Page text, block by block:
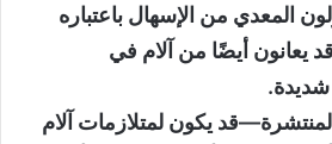
المعدي من الإسهال باعتباره
يعانون أيضًا من آلام في
شديدة.
يكون لمتلازمات آلام